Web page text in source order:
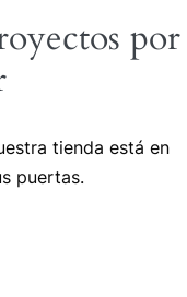
por
tienda está en
puertas.